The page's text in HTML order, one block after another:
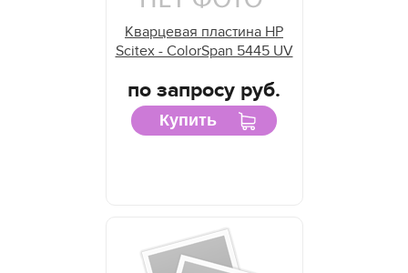
Кварцевая пластина HP
Scitex - ColorSpan 5445 UV
по запросу руб.
Купить